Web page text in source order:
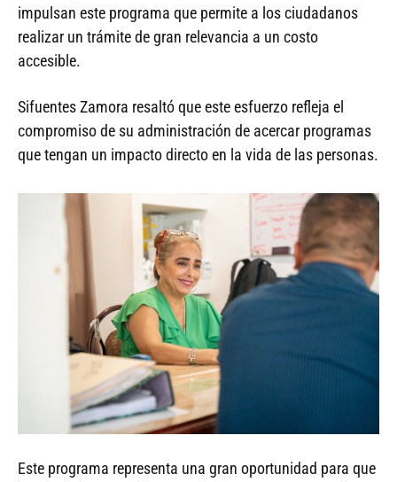
impulsan este programa que permite a los ciudadanos
realizar un trámite de gran relevancia a un costo
accesible.
Sifuentes Zamora resaltó que este esfuerzo refleja el
compromiso de su administración de acercar programas
que tengan un impacto directo en la vida de las personas.
Este programa representa una gran oportunidad para que